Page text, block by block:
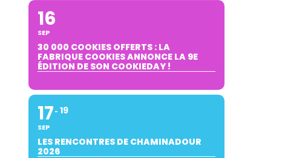
16
SEP
30 000 COOKIES OFFERTS : LA
FABRIQUE COOKIES ANNONCE LA 9E
ÉDITION DE SON COOKIEDAY !
17
SEP
19
LES RENCONTRES DE CHAMINADOUR
2026